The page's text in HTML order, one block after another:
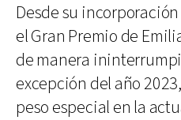
Desde su
el Gran Premio de
de manera
excepción del año
peso especial en la